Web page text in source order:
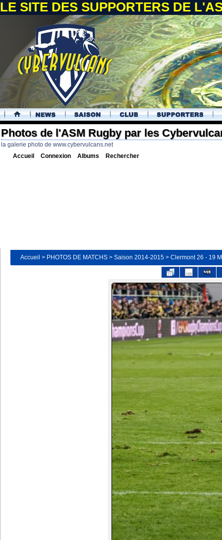
LE SITE DES SUPPORTERS DE
.
Photos de l'ASM Rugby par les
la galerie photo de www.cybervulcans.net
Accueil Connexion Albums Rechercher
Accueil > PHOTOS DE MATCHS > Saison 2014-2015 > Clermont 26 - 19